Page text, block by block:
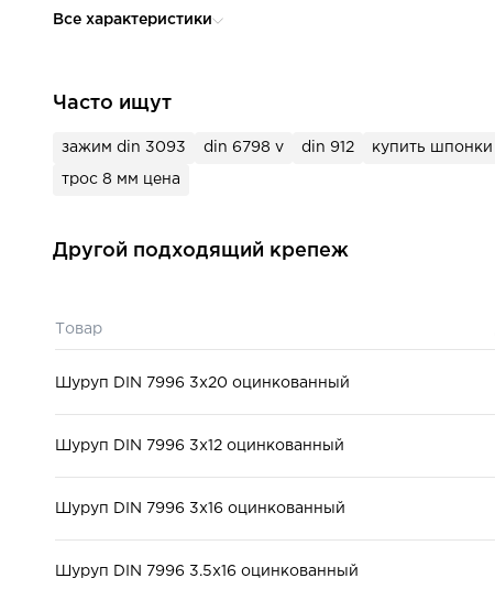
Все характеристики
Часто ищут
зажим din 3093 din 6798 v din 912 купить шпонки
трос 8 мм цена
Другой подходящий крепеж
Товар
Шуруп DIN 7996 3x20 оцинкованный
Шуруп DIN 7996 3x12 оцинкованный
Шуруп DIN 7996 3x16 оцинкованный
Шуруп DIN 7996 3.5x16 оцинкованный